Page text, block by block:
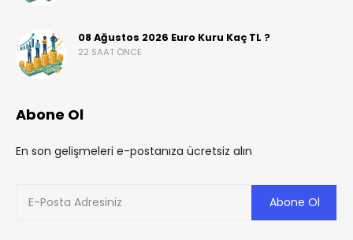
08 Ağustos 2026 Euro Kuru Kaç TL ?
22 SAAT ÖNCE
Abone Ol
En son gelişmeleri e-postanıza ücretsiz alın